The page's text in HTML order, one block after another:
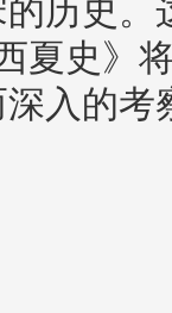
历史
夏史》
入的考